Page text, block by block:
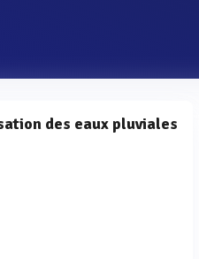
des eaux pluviales